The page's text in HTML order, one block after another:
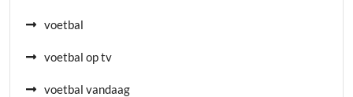
voetbal
voetbal op tv
voetbal vandaag